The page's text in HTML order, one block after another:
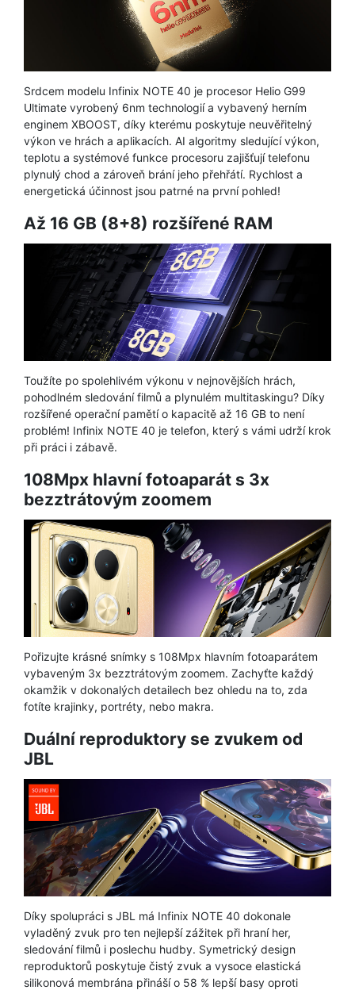
Srdcem modelu Infinix NOTE 40 je procesor Helio G99
Ultimate vyrobený 6nm technologií a vybavený herním
enginem XBOOST, díky kterému poskytuje neuvěřitelný
výkon ve hrách a aplikacích. AI algoritmy sledující výkon,
teplotu a systémové funkce procesoru zajišťují telefonu
plynulý chod a zároveň brání jeho přehřátí. Rychlost a
energetická účinnost jsou patrné na první pohled!
Až 16 GB (8+8) rozšířené RAM
Toužíte po spolehlivém výkonu v nejnovějších hrách,
pohodlném sledování filmů a plynulém multitaskingu? Díky
rozšířené operační pamětí o kapacitě až 16 GB to není
problém! Infinix NOTE 40 je telefon, který s vámi udrží krok
při práci i zábavě.
108Mpx hlavní fotoaparát s 3x
bezztrátovým zoomem
Pořizujte krásné snímky s 108Mpx hlavním fotoaparátem
vybaveným 3x bezztrátovým zoomem. Zachyťte každý
okamžik v dokonalých detailech bez ohledu na to, zda
fotíte krajinky, portréty, nebo makra.
Duální reproduktory se zvukem od
JBL
Díky spolupráci s JBL má Infinix NOTE 40 dokonale
vyladěný zvuk pro ten nejlepší zážitek při hraní her,
sledování filmů i poslechu hudby. Symetrický design
reproduktorů poskytuje čistý zvuk a vysoce elastická
silikonová membrána přináší o 58 % lepší basy oproti